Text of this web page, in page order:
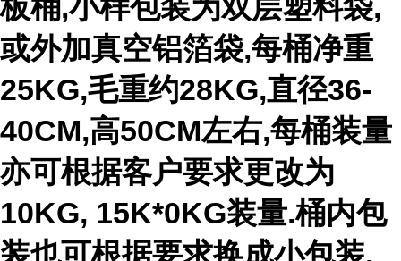
板桶,小样包装为双层塑料袋,
或外加真空铝箔袋,每桶净重
25KG,毛重约28KG,直径36-
40CM,高50CM左右,每桶装量
亦可根据客户要求更改为
10KG, 15K*0KG装量.桶内包
装也可根据要求换成小包装,